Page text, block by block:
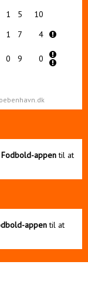
1 5
10
1 7 4
0 9 0
Fodbold-appentil at
appentil at